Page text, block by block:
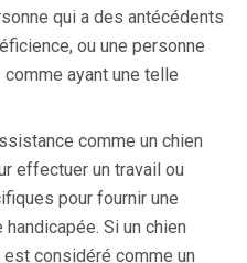
qui a des antécédents
ou une personne
ayant une telle
comme un chien
effectuer un travail ou
pour fournir une
Si un chien
considéré comme un